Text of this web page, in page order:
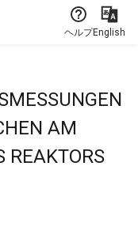
ヘルプEnglish
AM
REAKTORS